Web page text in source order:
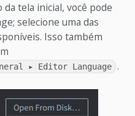
tela inicial, você pode
selecione uma das
Isso também
▸ Editor Language .